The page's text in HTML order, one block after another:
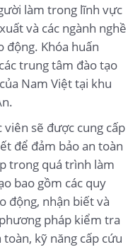
làm trong lĩnh vực
và các ngành nghề
động. Khóa huấn
trung tâm đào tạo
Nam Việt tại khu
viên sẽ được cung cấp
để đảm bảo an toàn
trong quá trình làm
bao gồm các quy
động, nhận biết và
pháp kiểm tra
kỹ năng cấp cứu